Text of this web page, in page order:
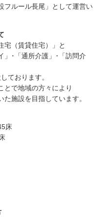
フルール長尾」として運営い
宅（賃貸住宅）」と
」･「通所介護」･「訪問介
ております。
とで地域の方々により
施設を目指しています。
床